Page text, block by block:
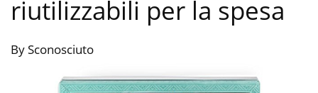
riutilizzabili per la spesa
By Sconosciuto